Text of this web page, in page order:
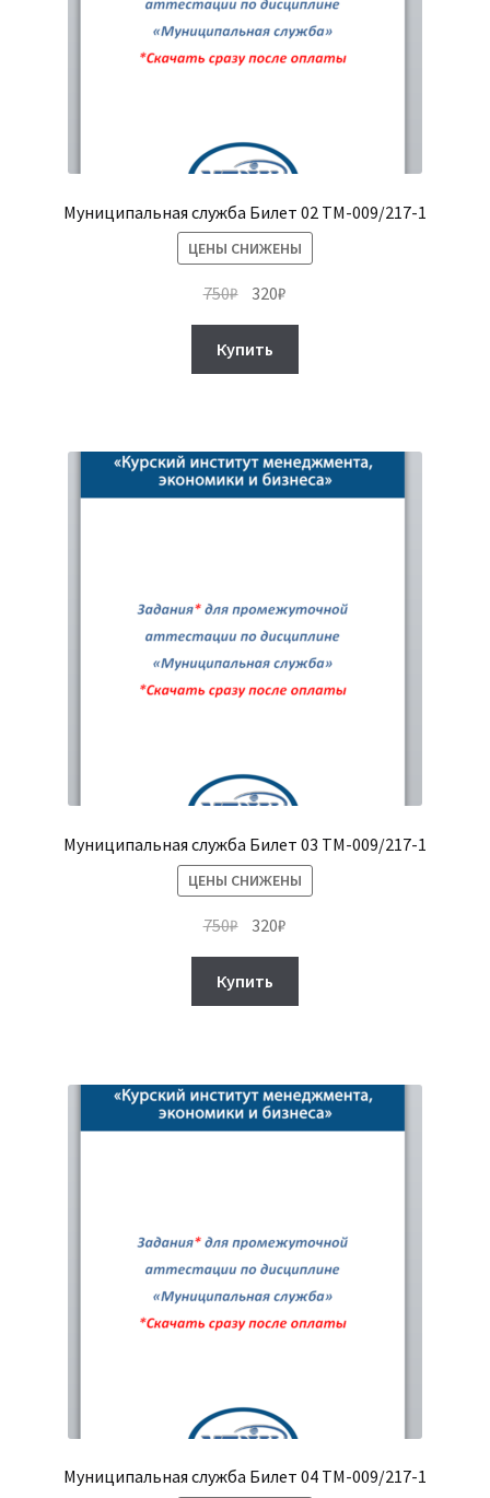
Муниципальная служба Билет 02 ТМ-009/217-1
ЦЕНЫ СНИЖЕНЫ
750₽ Первоначальная
составляла
750₽.
320₽
Купить
Муниципальная служба Билет 03 ТМ-009/217-1
ЦЕНЫ СНИЖЕНЫ
750₽ Первоначальная
цена
составляла
750₽.
320₽
цена:
Купить
Муниципальная служба Билет 04 ТМ-009/217-1